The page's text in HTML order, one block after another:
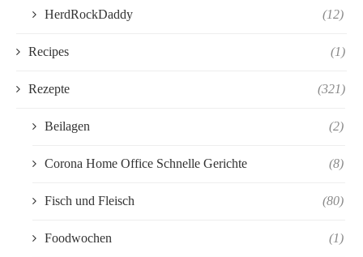
HerdRockDaddy (12)
Recipes (1)
Rezepte (321)
Beilagen (2)
Corona Home Office Schnelle Gerichte (8)
Fisch und Fleisch (80)
Foodwochen (1)